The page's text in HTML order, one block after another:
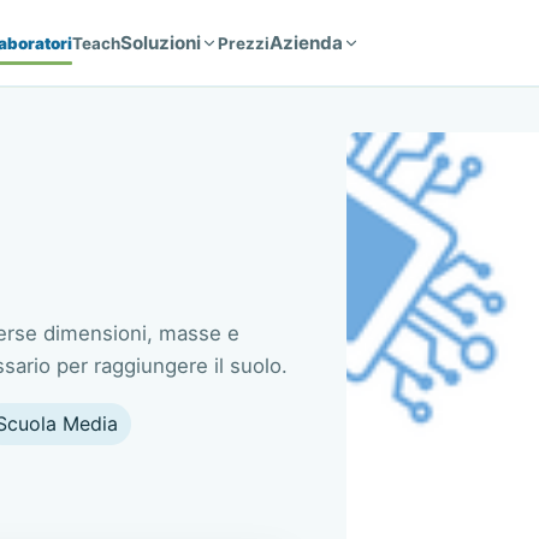
TeachSoluzioni PrezziAzienda
dimensioni, masse e
per raggiungere il suolo.
Media